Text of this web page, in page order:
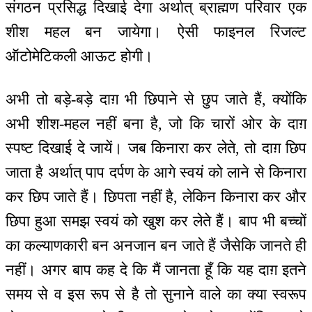
संगठन प्रसिद्ध दिखाई देगा अर्थात् ब्राह्मण परिवार एक
शीश महल बन जायेगा। ऐसी फाइनल रिजल्ट
ऑटोमेटिकली आऊट होगी।
अभी तो बड़े-बड़े दाग़ भी छिपाने से छुप जाते हैं, क्योंकि
अभी शीश-महल नहीं बना है, जो कि चारों ओर के दाग़
स्पष्ट दिखाई दे जायें। जब किनारा कर लेते, तो दाग़ छिप
जाता है अर्थात् पाप दर्पण के आगे स्वयं को लाने से किनारा
कर छिप जाते हैं। छिपता नहीं है, लेकिन किनारा कर और
छिपा हुआ समझ स्वयं को खुश कर लेते हैं। बाप भी बच्चों
का कल्याणकारी बन अनजान बन जाते हैं जैसेकि जानते ही
नहीं। अगर बाप कह दे कि मैं जानता हूँ कि यह दाग़ इतने
समय से व इस रूप से है तो सुनाने वाले का क्या स्वरूप